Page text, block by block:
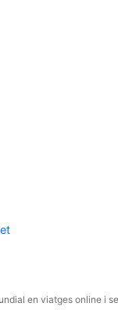
en viatges online i